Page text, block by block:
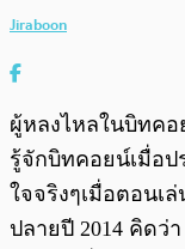
Jiraboon
ผู้หลงไหลในบิทคอ
รู้จักบิทคอยน์เมื่อป
ใจจริงๆเมื่อตอนเ
ปลายปี 2014 คิดว่